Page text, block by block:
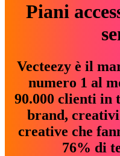
Piani
Vecteezy è il
numero 1 al
90.000 clienti in
brand,
creative che
76% di